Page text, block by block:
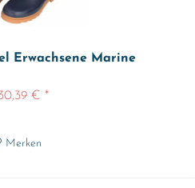
Erwachsene Marine
€ *
Merken